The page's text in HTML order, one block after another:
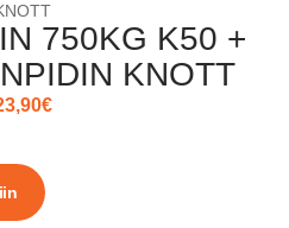
750KG K50 +
KNOTT
€